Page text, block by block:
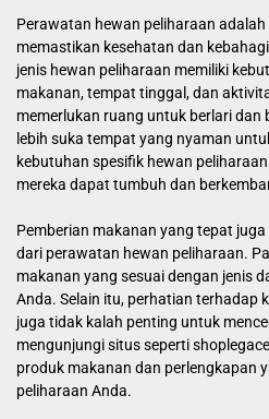
Perawatan hewan peliharaan
memastikan kesehatan dan
jenis hewan peliharaan memiliki
makanan, tempat tinggal, dan
memerlukan ruang untuk berlari dan
lebih suka tempat yang nyaman
kebutuhan spesifik hewan
mereka dapat tumbuh dan
Pemberian makanan yang tepat
dari perawatan hewan peliharaan.
makanan yang sesuai dengan jenis
Anda. Selain itu, perhatian terhadap
juga tidak kalah penting untuk
mengunjungi situs seperti
produk makanan dan perlengkapan
peliharaan Anda.